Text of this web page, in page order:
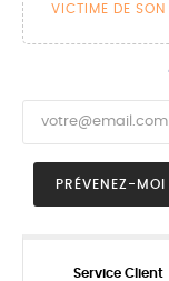
VICTIME DE SON
PRÉVENEZ-MOI
Service Client